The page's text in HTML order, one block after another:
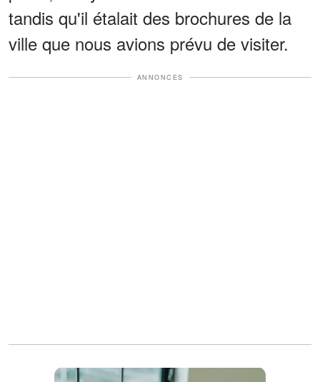
tandis qu'il étalait des brochures de la
ville que nous avions prévu de visiter.
ANNONCES